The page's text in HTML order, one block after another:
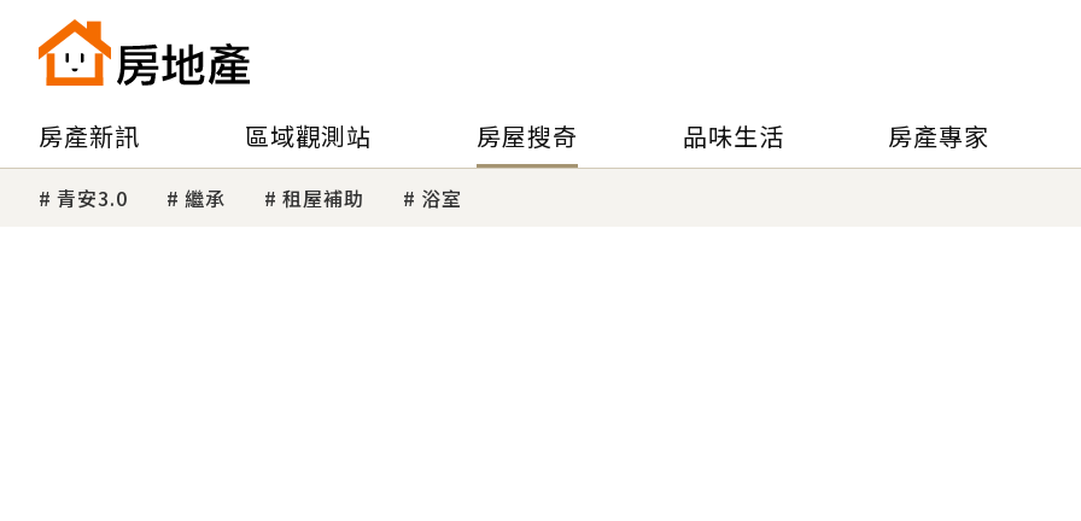
房產新訊 區域觀測站 房屋搜奇 品味生活 房產專家
青安3.0 繼承 租屋補助 浴室